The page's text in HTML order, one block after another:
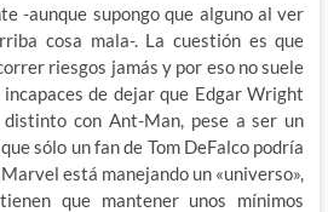
-aunque supongo que alguno al ver
cosa mala-. La cuestión es que
riesgos jamás y por eso no suele
de dejar que Edgar Wright
distinto con Ant-Man, pese a ser un
sólo un fan de Tom DeFalco podría
está manejando un «universo»,
que mantener unos mínimos